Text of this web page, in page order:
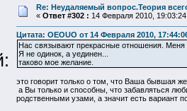
Re: Неудаляемый вопрос.Теория
« Ответ #302 : 14 Февраля 2010,
Цитата: OEOUO от 14 Февраля 2010,
Нас связывают прекрасные отношения.
Я не одинок, а уединен...
таково мое желание.
это говорит только о том, что Ваша бывшая
а Вы только и способны, что забавляться
родственными узами, а значит есть вариант